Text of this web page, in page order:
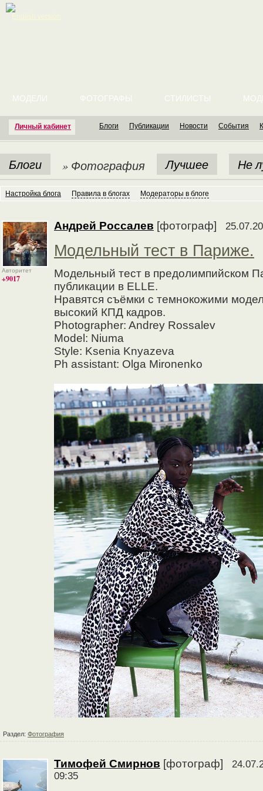
Личный кабинет
МОДЕЛИ ФОТОГРАФЫ СТИЛИСТЫ
Блоги Публикации Новости События
Блоги » Фотография Лучшее Не
Настройка блога Правила в блогах Модераторы в блоге
Авторитет
+9017
Андрей Россалев [фотограф]
Модельный тест в Париже.
Модельный тест в предолимпийском
публикации в ELLE.
Нравятся съёмки с темнокожими
высокий КПД кадров.
Photographer: Andrey Rossalev
Model: Niuma
Style: Ksenia Knyazeva
Ph assistant: Olga Mironenko
Раздел: Фотография
Тимофей Смирнов [фотограф]
09:35